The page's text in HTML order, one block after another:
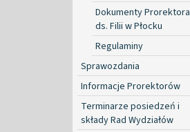
Dokumenty Prorektora
ds. Filii w Płocku
Regulaminy
Sprawozdania
Informacje Prorektorów
Terminarze posiedzeń i
składy Rad Wydziałów